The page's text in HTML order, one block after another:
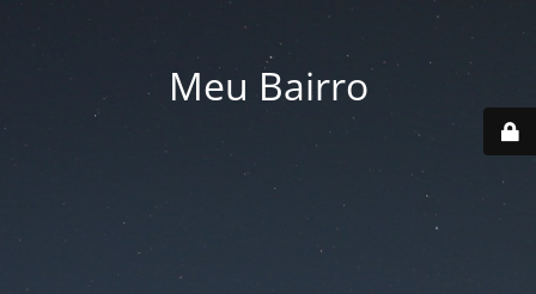
Meu Bairro